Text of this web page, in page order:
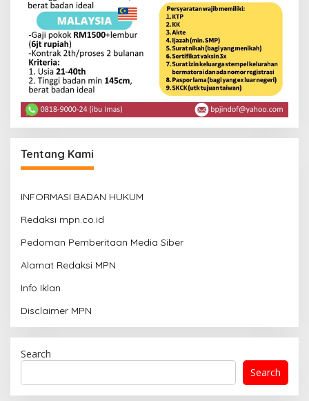
Tentang Kami
INFORMASI BADAN HUKUM
Redaksi mpn.co.id
Pedoman Pemberitaan Media Siber
Alamat Redaksi MPN
Info Iklan
Disclaimer MPN
Search
Search